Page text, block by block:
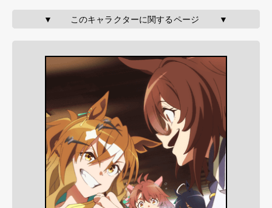
▼       このキャラクターに関するページ        ▼